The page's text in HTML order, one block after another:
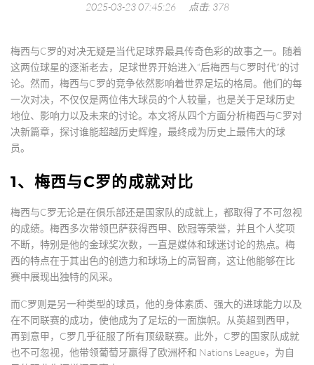
2025-03-23 07:45:26 点击: 378
梅西与C罗的对决无疑是当代足球界最具传奇色彩的故事之一。随着
这两位球星的逐渐老去，足球世界开始进入“后梅西与C罗时代”的讨
论。然而，梅西与C罗的竞争依然影响着世界足坛的格局。他们的每
一次对决，不仅仅是两位伟大球员的个人较量，也是关于足球历史
地位、影响力以及未来的讨论。本文将从四个方面分析梅西与C罗对
决新篇章，探讨谁能超越历史辉煌，最终成为历史上最伟大的球
员。
1、梅西与C罗的成就对比
梅西与C罗无论是在俱乐部还是国家队的成就上，都取得了不可忽视
的成绩。梅西多次带领巴萨获得西甲、欧冠等荣誉，并且个人奖项
不断，特别是他的金球奖次数，一直是媒体和球迷讨论的热点。梅
西的特点在于其出色的创造力和球场上的高智商，这让他能够在比
赛中展现出独特的风采。
而C罗则是另一种类型的球员，他的身体素质、强大的进球能力以及
在不同联赛的成功，使他成为了足坛的一面旗帜。从英超到西甲，
再到意甲，C罗几乎征服了所有顶级联赛。此外，C罗的国家队成就
也不可忽视，他带领葡萄牙赢得了欧洲杯和 Nations League，为自